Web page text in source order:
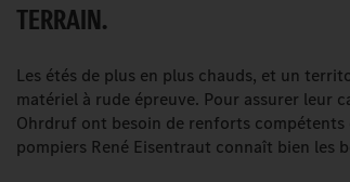
TERRAIN.
Les étés de plus en plus chauds, et un
matériel à rude épreuve. Pour assurer leur
Ohrdruf ont besoin de renforts
pompiers René Eisentraut connaît bien les